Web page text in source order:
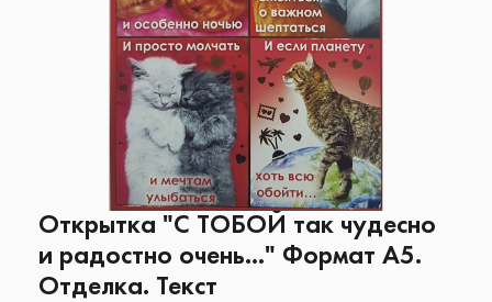
Открытка "С ТОБОЙ так чудесно
и радостно очень..." Формат А5.
Отделка. Текст